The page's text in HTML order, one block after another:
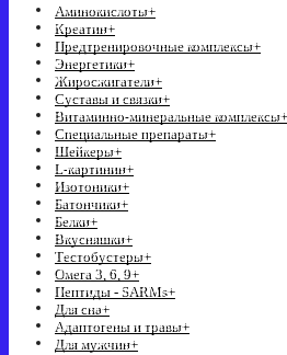
Аминокислоты+
Креатин+
Предтренировочные комплексы+
Энергетики+
Жиросжигатели+
Суставы и связки+
Витаминно-минеральные комплексы+
Специальные препараты+
Шейкеры+
L-картинин+
Изотоники+
Батончики+
Белки+
Вкусняшки+
Тестобустеры+
Омега 3, 6, 9+
Пептиды - SARMs+
Для сна+
Адаптогены и травы+
Для мужчин+